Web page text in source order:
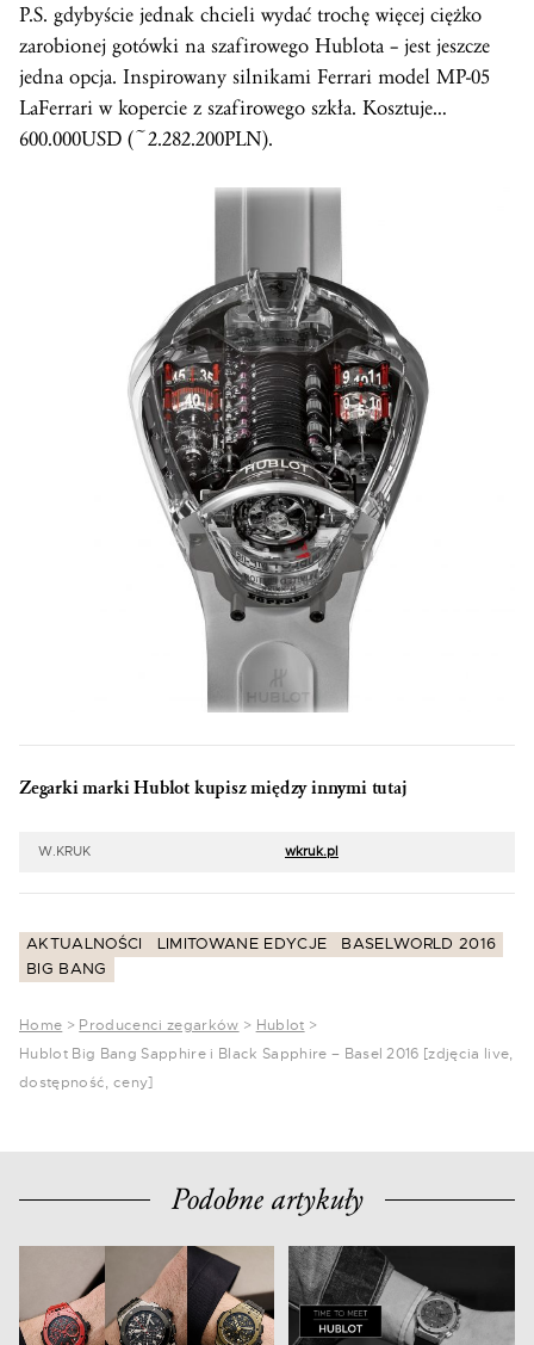
P.S. gdybyście jednak chcieli wydać trochę więcej ciężko
zarobionej gotówki na szafirowego Hublota – jest jeszcze
jedna opcja. Inspirowany silnikami Ferrari model MP-05
LaFerrari w kopercie z szafirowego szkła. Kosztuje…
600.000USD (~2.282.200PLN).
Zegarki marki Hublot kupisz między innymi tutaj
W.KRUK wkruk.pl
AKTUALNOŚCI LIMITOWANE EDYCJE
BASELWORLD 2016
BIG BANG
Home > Producenci zegarków > Hublot >
Hublot Big Bang Sapphire i Black Sapphire – Basel 2016 [zdjęcia live,
dostępność, ceny]
Podobne artykuły